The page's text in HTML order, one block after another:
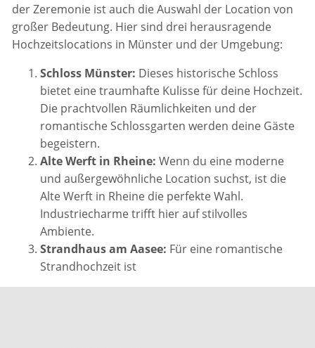
der Zeremonie ist auch die Auswahl der Location von
großer Bedeutung. Hier sind drei herausragende
Hochzeitslocations in Münster und der Umgebung:
Schloss Münster: Dieses historische Schloss
bietet eine traumhafte Kulisse für deine Hochzeit.
Die prachtvollen Räumlichkeiten und der
romantische Schlossgarten werden deine Gäste
begeistern.
Alte Werft in Rheine: Wenn du eine moderne
und außergewöhnliche Location suchst, ist die
Alte Werft in Rheine die perfekte Wahl.
Industriecharme trifft hier auf stilvolles
Ambiente.
Strandhaus am Aasee: Für eine romantische
Strandhochzeit ist